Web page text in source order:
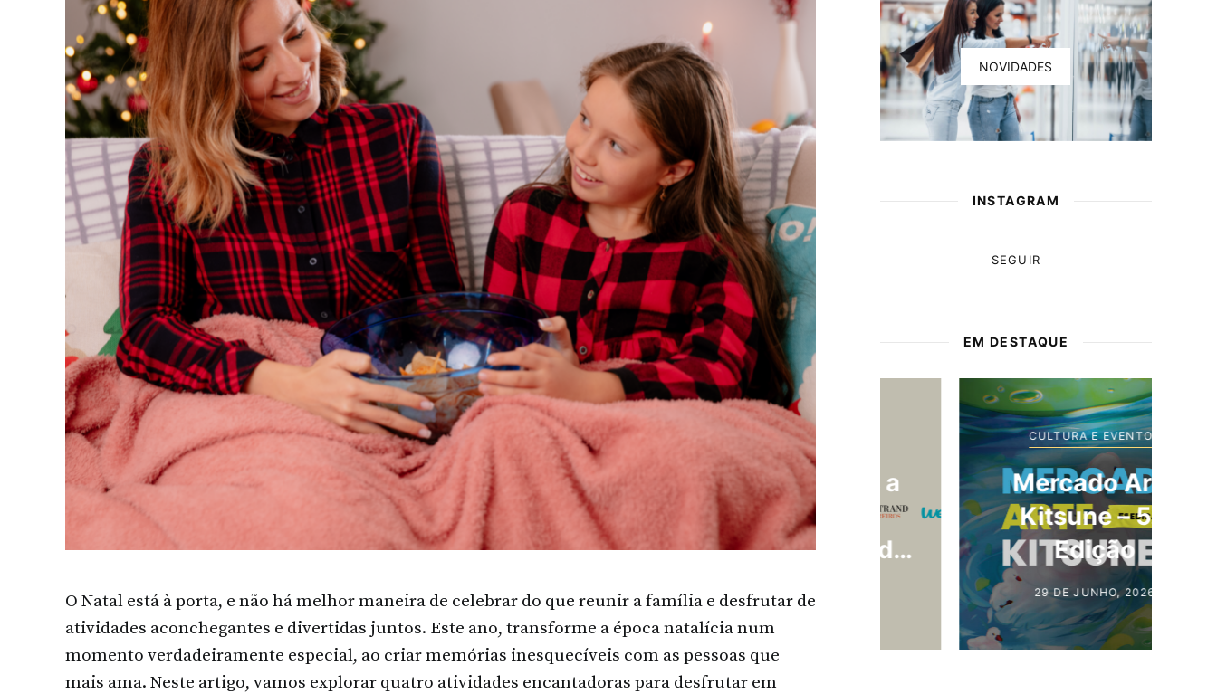
O Natal está à porta, e não há melhor maneira de celebrar do que reunir a família e desfrutar de
atividades aconchegantes e divertidas juntos. Este ano, transforme a época natalícia num
momento verdadeiramente especial, ao criar memórias inesquecíveis com as pessoas que
mais ama. Neste artigo, vamos explorar quatro atividades encantadoras para desfrutar em
NOVIDADES
INSTAGRAM
SEGUIR
EM DESTAQUE
CULTURA E EVENTOS
Dia Mundial da
Criança
CULTURA E EVENTOS
Novas marcas a
caminho do
Shopping Cidade
30 DE JUNHO, 2026
CULTURA E EVENTOS
Mercado Arte
Kitsune – 5.ª
Edição
29 DE JUNHO, 2026